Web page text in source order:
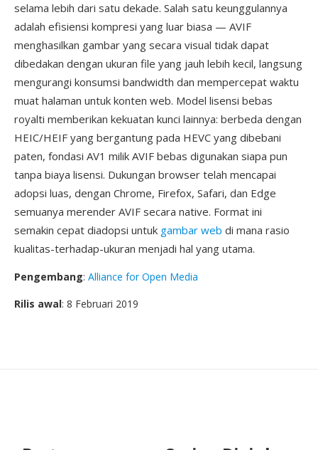
selama lebih dari satu dekade. Salah satu keunggulannya
adalah efisiensi kompresi yang luar biasa — AVIF
menghasilkan gambar yang secara visual tidak dapat
dibedakan dengan ukuran file yang jauh lebih kecil, langsung
mengurangi konsumsi bandwidth dan mempercepat waktu
muat halaman untuk konten web. Model lisensi bebas
royalti memberikan kekuatan kunci lainnya: berbeda dengan
HEIC/HEIF yang bergantung pada HEVC yang dibebani
paten, fondasi AV1 milik AVIF bebas digunakan siapa pun
tanpa biaya lisensi. Dukungan browser telah mencapai
adopsi luas, dengan Chrome, Firefox, Safari, dan Edge
semuanya merender AVIF secara native. Format ini
semakin cepat diadopsi untuk gambar web di mana rasio
kualitas-terhadap-ukuran menjadi hal yang utama.
Pengembang: Alliance for Open Media
Rilis awal: 8 Februari 2019